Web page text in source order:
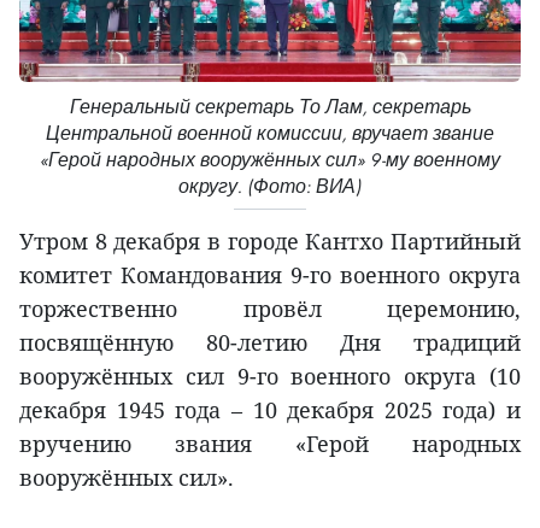
Генеральный секретарь То Лам, секретарь
Центральной военной комиссии, вручает звание
«Герой народных вооружённых сил» 9-му военному
округу. (Фото: ВИА)
Утром 8 декабря в городе Кантхо Партийный
комитет Командования 9-го военного округа
торжественно провёл церемонию,
посвящённую 80-летию Дня традиций
вооружённых сил 9-го военного округа (10
декабря 1945 года – 10 декабря 2025 года) и
вручению звания «Герой народных
вооружённых сил».